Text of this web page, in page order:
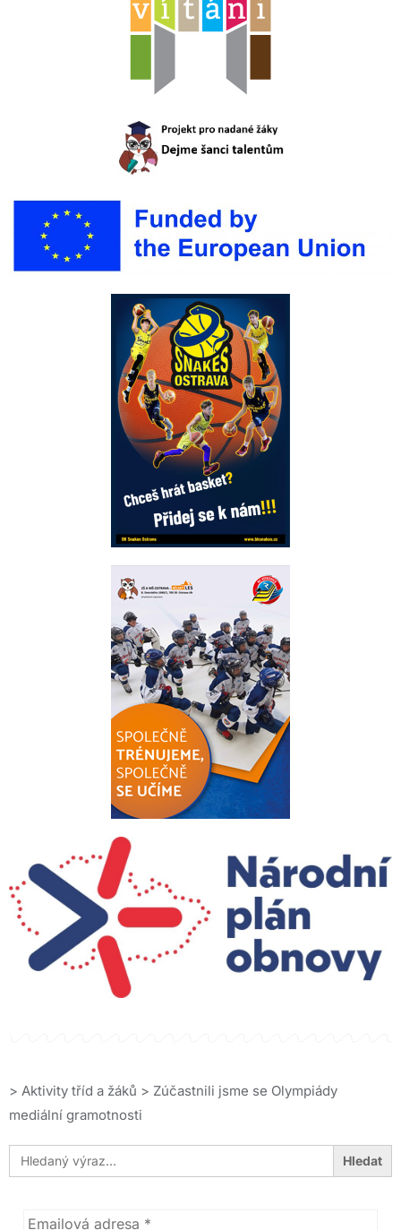
> Aktivity tříd a žáků > Zúčastnili jsme se Olympiády
mediální gramotnosti
Search
for: